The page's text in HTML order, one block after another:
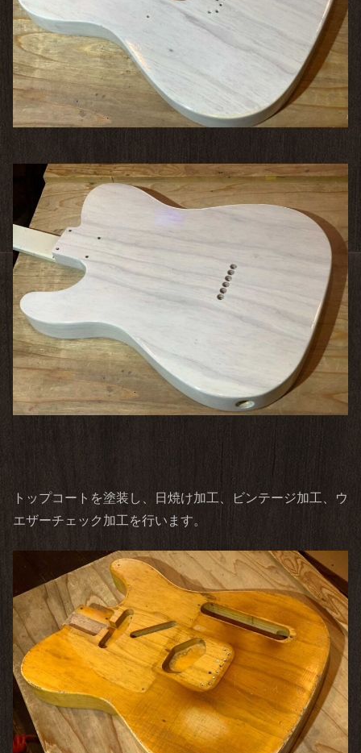
トップコートを塗装し、日焼け加工、ビンテージ加工、ウ
エザーチェック加工を行います。